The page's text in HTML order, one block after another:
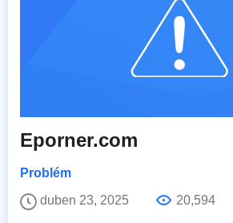
Eporner.com
Problém
duben 23, 2025
20,594